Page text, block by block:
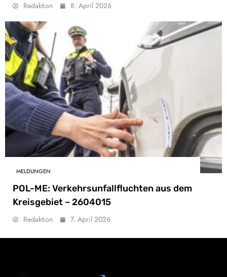
Redaktion 8. April 2026
MELDUNGEN
POL-ME: Verkehrsunfallfluchten aus dem
Kreisgebiet – 2604015
Redaktion 7. April 2026